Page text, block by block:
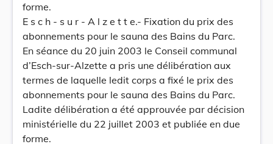
forme.
E s c h - s u r - A l z e t t e.- Fixation du prix des
abonnements pour le sauna des Bains du Parc.
En séance du 20 juin 2003 le Conseil communal
d’Esch-sur-Alzette a pris une délibération aux
termes de laquelle ledit corps a fixé le prix des
abonnements pour le sauna des Bains du Parc.
Ladite délibération a été approuvée par décision
ministérielle du 22 juillet 2003 et publiée en due
forme.